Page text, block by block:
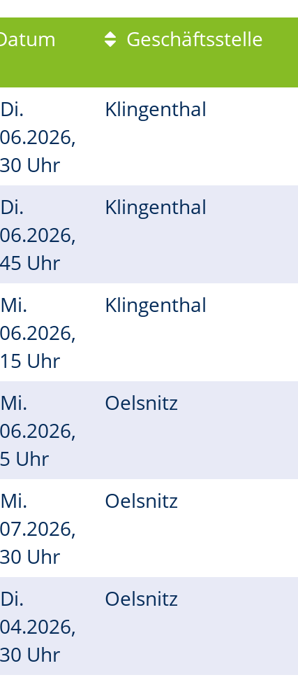
Geschäftsstelle
Di.
Uhr
Klingenthal
Di.
Uhr
Klingenthal
Mi.
Uhr
Klingenthal
Mi.
Uhr
Oelsnitz
Mi.
Uhr
Oelsnitz
Di.
Uhr
Oelsnitz